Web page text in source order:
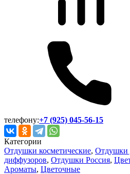
телефону:+7 (925) 045-56-15
Категории
Отдушки косметические, Отдушки
диффузоров, Отдушки Россия,
Ароматы, Цветочные